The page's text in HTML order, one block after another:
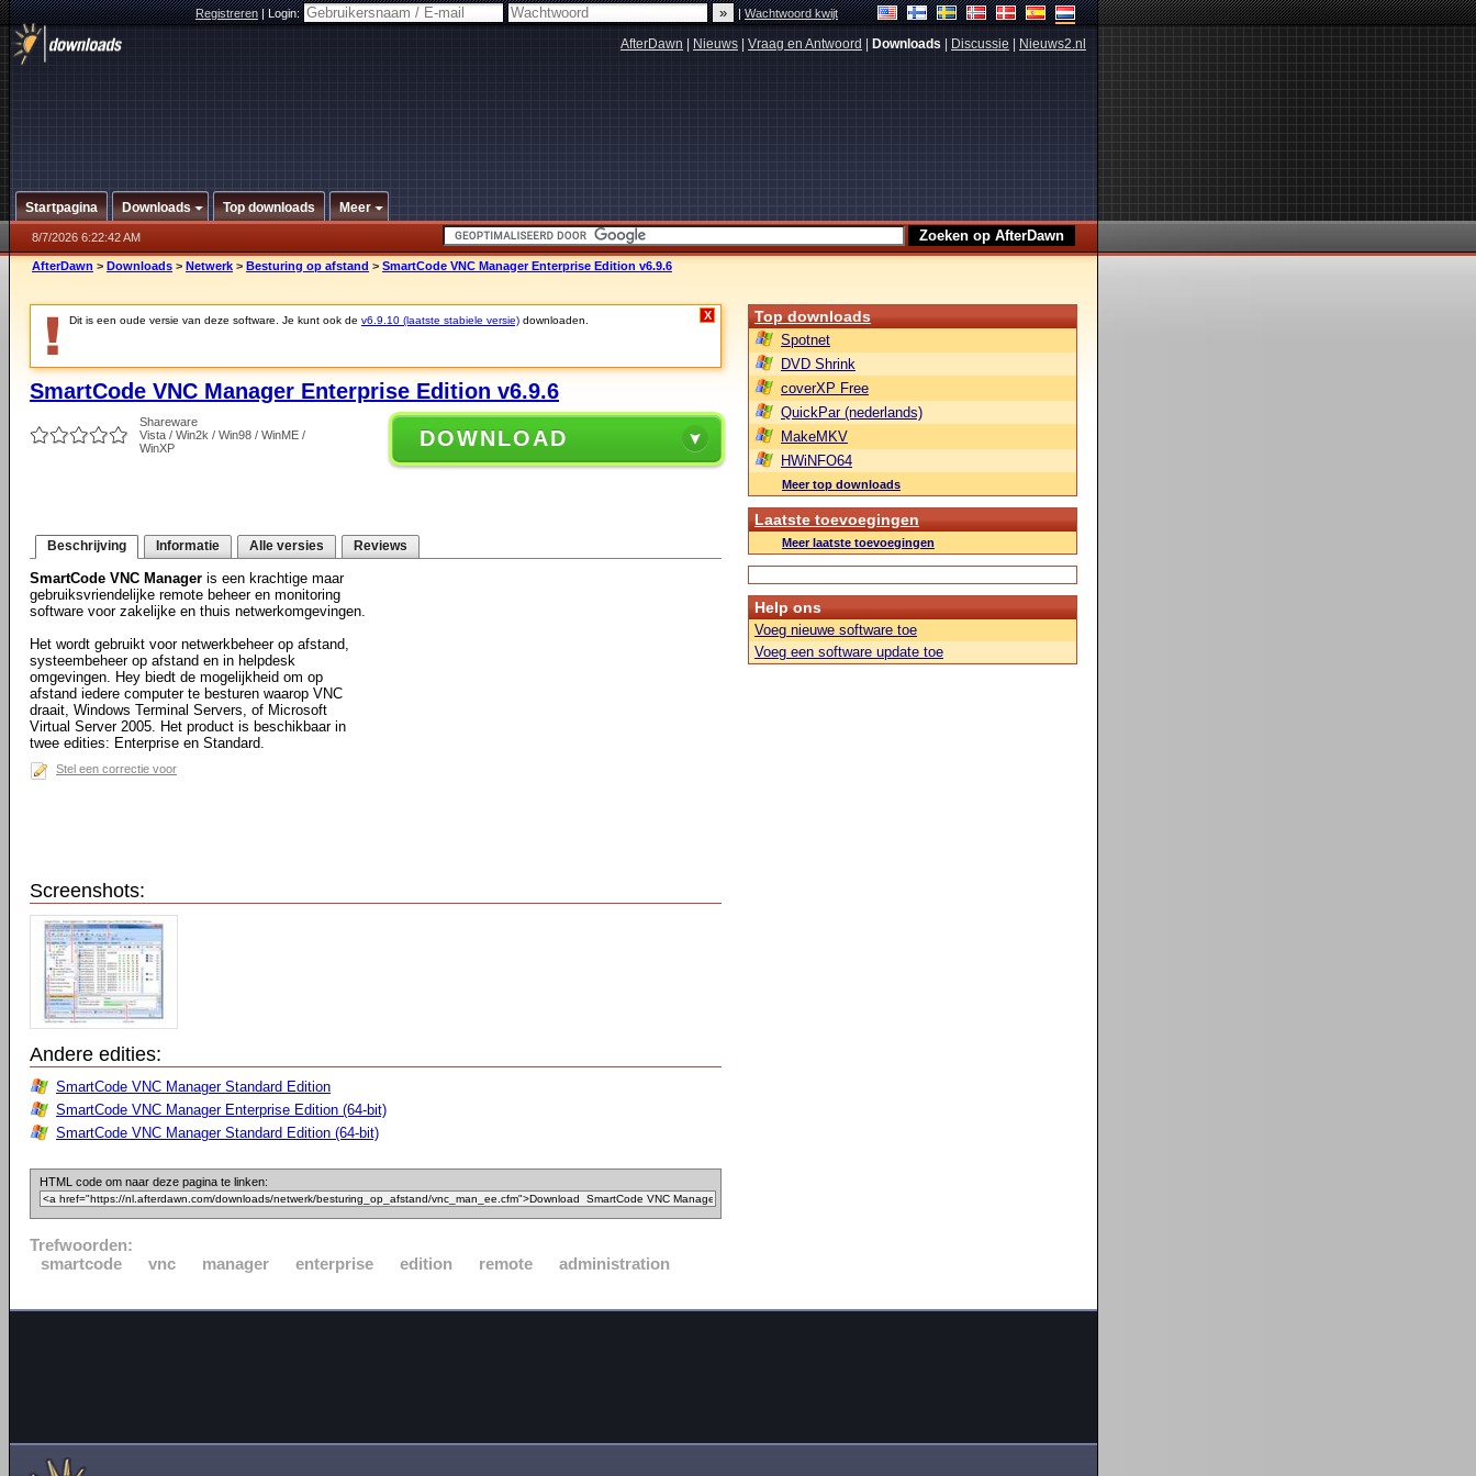
Registreren|Login: |Wachtwoord kwijt
AfterDawn Nieuws Vraag en Antwoord Downloads Discussie Nieuws2.nl
Startpagina Downloads Top downloads Meer
8/7/2026 6:22:42 AM
AfterDawn > Downloads > Netwerk > Besturing op afstand > SmartCode VNC Manager Enterprise Edition v6.9.6
Dit is een oude versie van deze software. Je kunt ook de v6.9.10 (laatste stabiele versie) downloaden. X
SmartCode VNC Manager Enterprise Edition v6.9.6
Shareware
Vista / Win2k / Win98 / WinME /
WinXP
DOWNLOAD
Beschrijving Informatie Alle versies Reviews
SmartCode VNC Manager is een krachtige maar
gebruiksvriendelijke remote beheer en monitoring
software voor zakelijke en thuis netwerkomgevingen.
Het wordt gebruikt voor netwerkbeheer op afstand,
systeembeheer op afstand en in helpdesk
omgevingen. Hey biedt de mogelijkheid om op
afstand iedere computer te besturen waarop VNC
draait, Windows Terminal Servers, of Microsoft
Virtual Server 2005. Het product is beschikbaar in
twee edities: Enterprise en Standard.
Stel een correctie voor
Screenshots:
Andere edities:
SmartCode VNC Manager Standard Edition
SmartCode VNC Manager Enterprise Edition (64-bit)
SmartCode VNC Manager Standard Edition (64-bit)
HTML code om naar deze pagina te linken:
Trefwoorden:
smartcode
vnc manager enterprise edition remote administration
Top downloads
Spotnet
DVD Shrink
coverXP Free
QuickPar (nederlands)
MakeMKV
HWiNFO64
Meer top downloads
Laatste toevoegingen
Meer laatste toevoegingen
Help ons
Voeg nieuwe software toe
Voeg een software update toe